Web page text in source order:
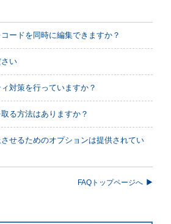
ードを同時に編集できますか？
い
対策を行っていますか？
る方法はありますか？
せるためのオプションは提供されてい
FAQトップページへ